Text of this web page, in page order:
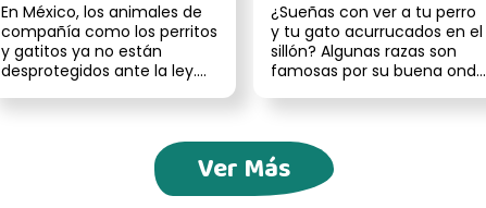
En México, los animales de
compañía como los perritos
y gatitos ya no están
desprotegidos ante la ley.
¿Sueñas con ver a tu perro
y tu gato acurrucados en el
sillón? Algunas razas son
famosas por su buena onda
Ver Más